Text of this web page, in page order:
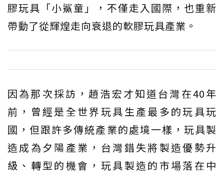
膠玩具「小鯊童」，不僅走入國際，也重新
帶動了從輝煌走向衰退的軟膠玩具產業。
因為那次採訪，趙浩宏才知道台灣在40年
前，曾經是全世界玩具生產最多的玩具玩
國，但跟許多傳統產業的處境一樣，玩具製
造成為夕陽產業，台灣錯失將製造優勢升
級、轉型的機會，玩具製造的市場落在中